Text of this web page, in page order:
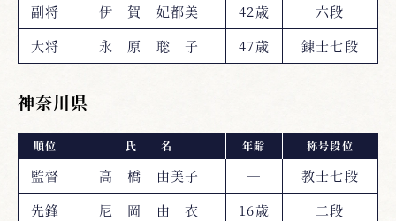
副将
伊 賀 妃都美 42歳
六段
大将
永 原 聡 子 47歳 錬士七段
神奈川県
順位 氏 名 年齢 称号段位
監督 高 橋 由美子 ―
教士七段
先鋒
尼 岡 由 衣 16歳
二段